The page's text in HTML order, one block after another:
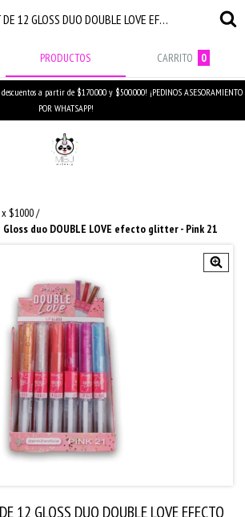
(CS4031X12) SET DE 12 GLOSS DUO DOUBLE LOVE EFECTO GLITTER - PINK 21
PRODUCTOS CARRITO 0
a partir de $170.000 y $500.000! ¡PEDINOS ASESORAMIENTO
POR WHATSAPP!
$1000/
Gloss duo DOUBLE LOVE efecto glitter - Pink 21
12 GLOSS DUO DOUBLE LOVE EFECTO